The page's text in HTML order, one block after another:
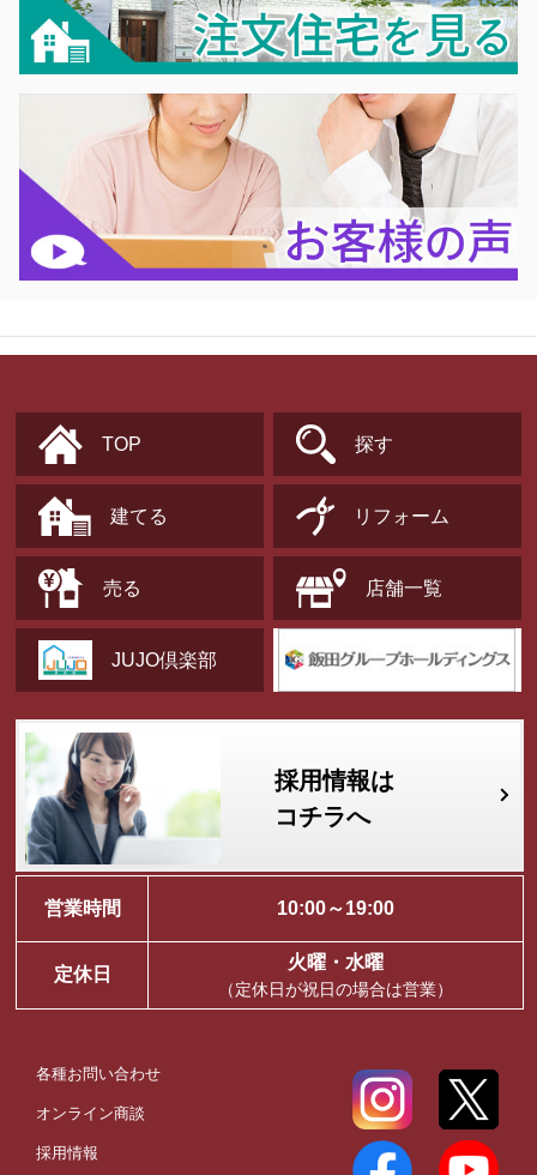
TOP 探す
建てる リフォーム
売る 店舗一覧
JUJO倶楽部
採用情報は
コチラへ
営業時間 10:00～19:00
定休日
火曜・水曜
（定休日が祝日の場合は営業）
各種お問い合わせ
オンライン商談
採用情報